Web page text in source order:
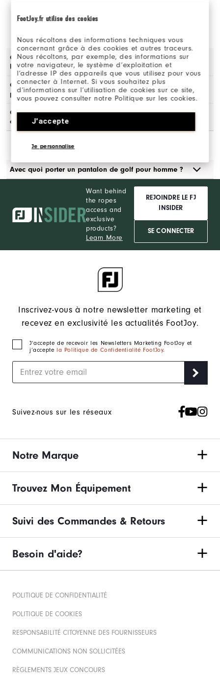
FootJoy.fr utilise des cookies
Nous récoltons des informations techniques vous
concernant grâce à des cookies et autres traceurs.
Nous récoltons, par exemple, des informations sur
votre navigateur, le système d’exploitation et
l’adresse IP des appareils que vous utilisez pour vous
connecter à Internet. Si vous souhaitez plus
d’informations sur l’utilisation de cookies sur ce site,
vous pouvez consulter notre Politique sur les cookies.
J'accepte
Je personnalise
FAQ SUR LES PANTALONS
DE GOLF POUR HOMME
Quels sont les meilleurs pantalons de golf pour
homme ?
Quels sont les différents styles de pantalons de golf
pour homme ?
Quelles caractéristiques rechercher dans un pantalon
de golf pour homme ?
Avec quoi porter un pantalon de golf pour homme ?
Want behind
the ropes
access and
exclusive
products?
Learn More
REJOINDRE LE FJ
INSIDER
SE CONNECTER
Inscrivez-vous à notre newsletter marketing et
recevez en exclusivité les actualités FootJoy.
J‘accepte de recevoir les Newsletters Marketing FootJoy et
j’accepte la Politique de Confidentialité FootJoy.
Suivez-nous sur les réseaux
Notre Marque
Trouvez Mon Équipement
Suivi des Commandes & Retours
Besoin d'aide?
POLITIQUE DE CONFIDENTIALITÉ
POLITIQUE DE COOKIES
RESPONSABILITÉ CITOYENNE DES FOURNISSEURS
COMMUNICATIONS NON SOLLICITÉES
RÈGLEMENTS JEUX CONCOURS